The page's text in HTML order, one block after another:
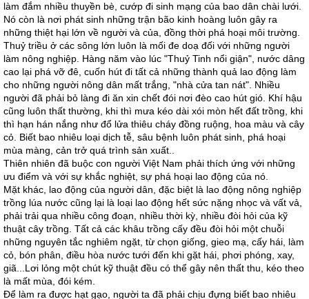
làm đắm nhiều thuyền bè, cướp đi sinh mạng của bao dân chài lưới.
Nó còn là nơi phát sinh những trận bão kinh hoàng luôn gây ra
những thiệt hại lớn về người và của, đồng thời phá hoại môi trường.
Thuỷ triều ở các sông lớn luôn là mối đe doạ đối với những người
làm nông nghiệp. Hàng năm vào lúc "Thuỷ Tinh nổi giận", nước dâng
cao lại phá vỡ đê, cuốn hút đi tất cả những thành quả lao động làm
cho những người nông dân mất trắng, "nhà cửa tan nát". Nhiều
người đã phải bỏ làng đi ăn xin chết đói nơi đèo cao hút gió. Khí hậu
cũng luôn thất thường, khi thì mưa kéo dài xói mòn hết đất trồng, khi
thì hạn hán nắng như đổ lửa thiêu cháy đồng ruộng, hoa màu và cây
cỏ. Biết bao nhiêu loại dịch tễ, sâu bệnh luôn phát sinh, phá hoại
mùa màng, cản trở quá trình sản xuất..
Thiên nhiên đã buộc con người Việt Nam phải thích ứng với những
ưu điểm và với sự khắc nghiệt, sự phá hoại lao động của nó.
Mặt khác, lao động của người dân, đặc biệt là lao động nông nghiệp
trồng lúa nước cũng lại là loại lao động hết sức nặng nhọc và vất vả,
phải trải qua nhiều công đoạn, nhiều thời kỳ, nhiều đòi hỏi của kỹ
thuật cây trồng. Tất cả các khâu trồng cấy đều đòi hỏi một chuỗi
những nguyên tắc nghiêm ngặt, từ chọn giống, gieo mạ, cấy hái, làm
cỏ, bón phân, điều hòa nước tưới đến khi gặt hái, phơi phóng, xay,
giã...Lơi lỏng một chút kỹ thuật đều có thể gây nên thất thu, kéo theo
là mất mùa, đói kém.
Để làm ra được hạt gạo, người ta đã phải chịu đựng biết bao nhiêu